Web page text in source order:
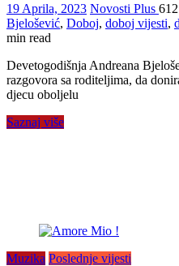
19 Aprila, 2023 Novosti Plus
Bjelošević, Doboj, doboj vijesti,
min read
Devetogodišnja Andreana
razgovora sa roditeljima, da
djecu oboljelu
Saznaj više
Muzika Poslednje vijesti